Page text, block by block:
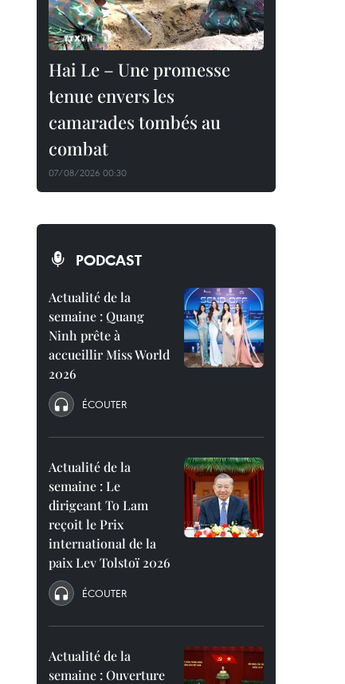
Hai Le – Une promesse
tenue envers les
camarades tombés au
combat
07/08/2026 00:30
PODCAST
Actualité de la
semaine : Quang
Ninh prête à
accueillir Miss World
2026
ÉCOUTER
Actualité de la
semaine : Le
dirigeant To Lam
reçoit le Prix
international de la
paix Lev Tolstoï 2026
ÉCOUTER
Actualité de la
semaine : Ouverture